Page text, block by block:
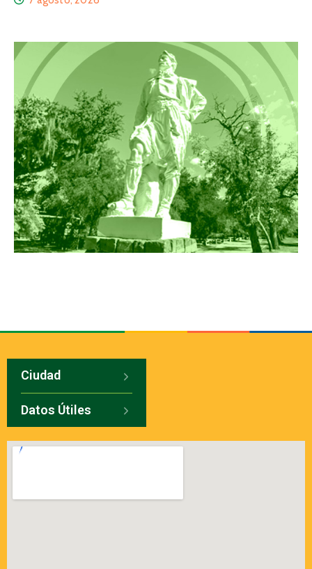
Ciudad
Datos Útiles